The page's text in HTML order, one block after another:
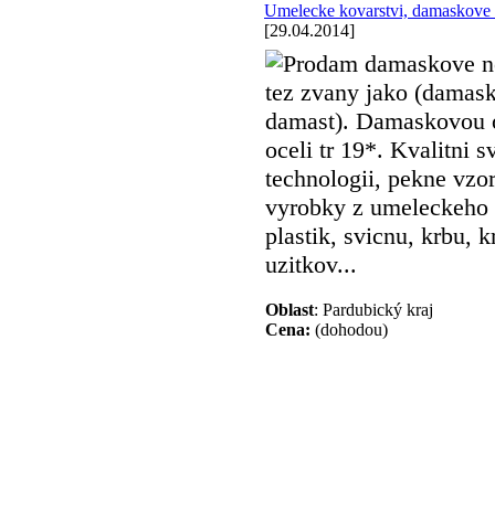
Umelecke kovarstvi, damaskove
[29.04.2014]
Prodam damaskove
tez zvany jako
damast).
oceli tr 19*. Kvalitni
technologii, pekne
vyrobky z
plastik, svicnu, krbu,
uzitkov...
Oblast: Pardubický kraj
Cena: (dohodou)